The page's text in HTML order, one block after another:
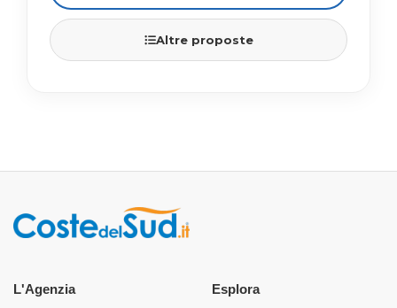
Altre proposte
L'Agenzia Esplora